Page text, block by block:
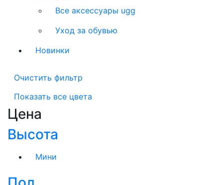
Все аксессуары ugg
Уход за обувью
Новинки
Очистить фильтр
Показать все цвета
Цена
Высота
Мини